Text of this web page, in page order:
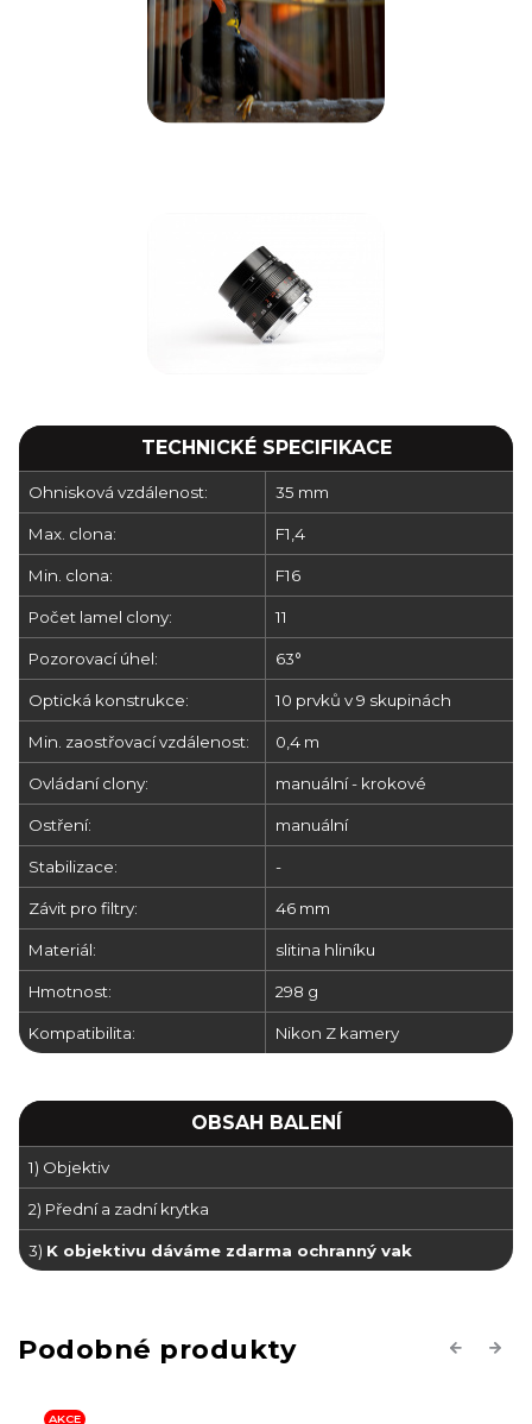
TECHNICKÉ SPECIFIKACE
Ohnisková vzdálenost: 35 mm
Max. clona: F1,4
Min. clona: F16
Počet lamel clony: 11
Pozorovací úhel: 63°
Optická konstrukce: 10 prvků v 9 skupinách
Min. zaostřovací vzdálenost: 0,4 m
Ovládaní clony: manuální - krokové
Ostření: manuální
Stabilizace: -
Závit pro filtry: 46 mm
Materiál: slitina hliníku
Hmotnost: 298 g
Kompatibilita: Nikon Z kamery
OBSAH BALENÍ
1) Objektiv
2) Přední a zadní krytka
3) K objektivu dáváme zdarma ochranný vak
Previous
Next